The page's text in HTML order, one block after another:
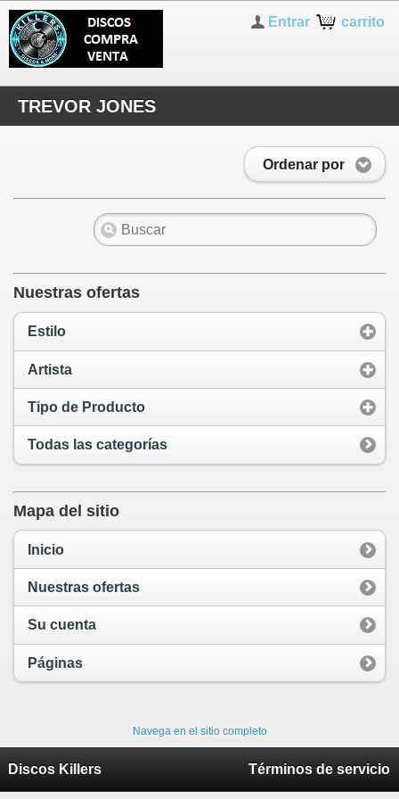
carrito
Entrar
TREVOR JONES
Ordenar por
Nuestras ofertas
Estilo
Artista
Tipo de Producto
Todas las categorías
Mapa del sitio
Inicio
Nuestras ofertas
Su cuenta
Páginas
Navega en el sitio completo
Discos Killers Términos de servicio